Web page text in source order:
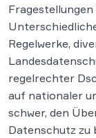
Regelwerke,
regelrechter
auf nationaler
schwer, den
Datenschutz zu